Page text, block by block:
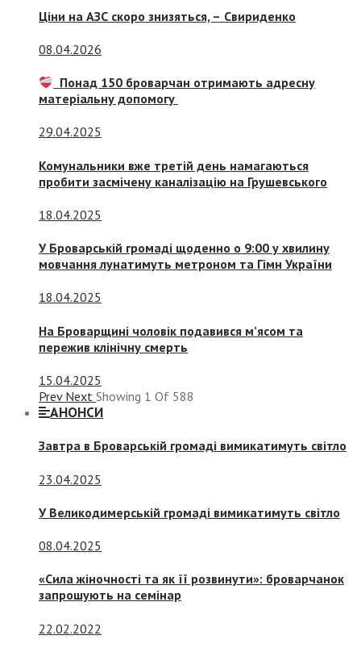
Ціни на АЗС скоро знизяться, – Свириденко
08.04.2026
Понад 150 броварчан отримають адресну
матеріальну допомогу
29.04.2025
Комунальники вже третій день намагаються
пробити засмічену каналізацію на Грушевського
18.04.2025
У Броварській громаді щоденно о 9:00 у хвилину
мовчання лунатимуть метроном та Гімн України
18.04.2025
На Броварщині чоловік подавився м’ясом та
пережив клінічну смерть
15.04.2025
Prev Next Showing 1 Of 588
АНОНСИ
Завтра в Броварській громаді вимикатимуть світло
23.04.2025
У Великодимерській громаді вимикатимуть світло
08.04.2025
«Сила жіночності та як її розвинути»: броварчанок
запрошують на семінар
22.02.2022